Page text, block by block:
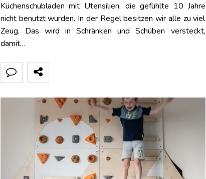
Küchenschubladen mit Utensilien, die gefühlte 10 Jahre
nicht benutzt wurden. In der Regel besitzen wir alle zu viel
Zeug. Das wird in Schränken und Schüben versteckt,
damit…